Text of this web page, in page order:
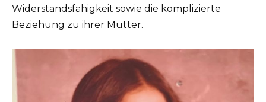
Widerstandsfähigkeit sowie die komplizierte
Beziehung zu ihrer Mutter.